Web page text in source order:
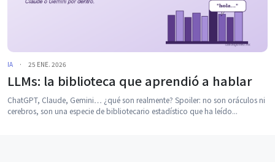
IA · 25 ENE. 2026
LLMs: la biblioteca que aprendió a hablar
ChatGPT, Claude, Gemini… ¿qué son realmente? Spoiler: no son oráculos ni
cerebros, son una especie de bibliotecario estadístico que ha leído...